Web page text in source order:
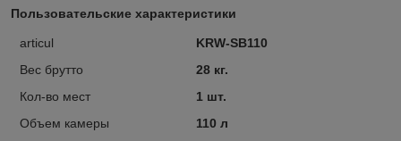
Пользовательские характеристики
articul
KRW-SB110
Вес брутто
28 кг.
Кол-во мест
1 шт.
Объем камеры
110 л